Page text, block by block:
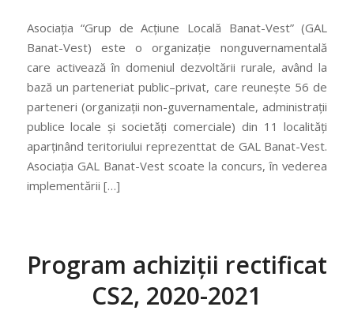
Asociația “Grup de Acțiune Locală Banat-Vest” (GAL
Banat-Vest) este o organizație nonguvernamentală
care activează în domeniul dezvoltării rurale, având la
bază un parteneriat public–privat, care reunește 56 de
parteneri (organizații non-guvernamentale, administrații
publice locale și societăți comerciale) din 11 localități
aparținând teritoriului reprezenttat de GAL Banat-Vest.
Asociaţia GAL Banat-Vest scoate la concurs, în vederea
implementării […]
Program achiziții rectificat
CS2, 2020-2021